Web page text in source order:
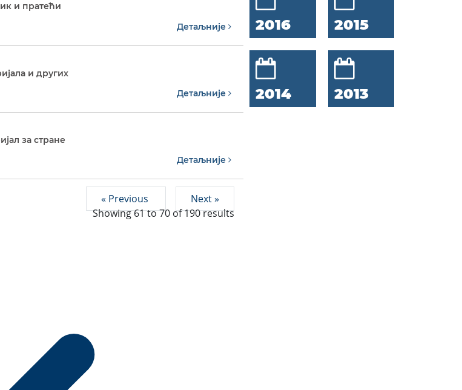
и пратећи
Детаљније
и других
Детаљније
за стране
Детаљније
« Previous
Next »
Showing61to70 of190results
2016 2015
2014 2013